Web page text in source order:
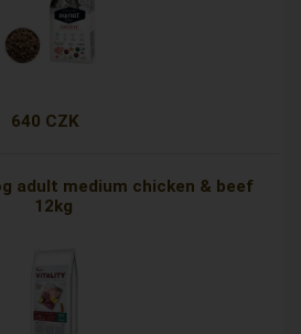
640 CZK
adult medium chicken & beef
12kg